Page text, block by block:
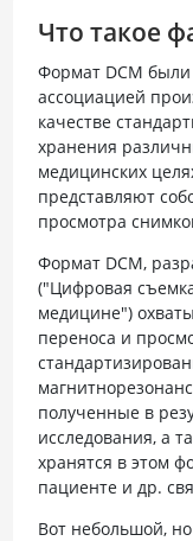
Что такое
Формат DCM
ассоциацией
качестве
хранения
медицинских
представляют
просмотра
Формат DCM,
("Цифровая
медицине")
переноса и
полученные в
исследования, а
хранятся в этом
пациенте и др.
Вот небольшой,